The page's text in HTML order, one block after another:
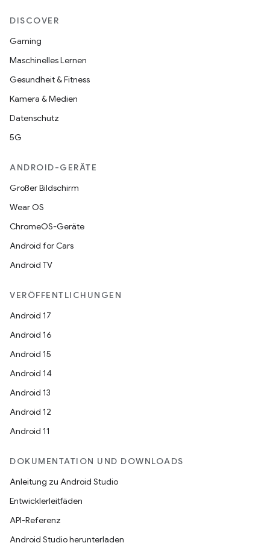
DISCOVER
Gaming
Maschinelles Lernen
Gesundheit & Fitness
Kamera & Medien
Datenschutz
5G
ANDROID-GERÄTE
Großer Bildschirm
Wear OS
ChromeOS-Geräte
Android for Cars
Android TV
VERÖFFENTLICHUNGEN
Android 17
Android 16
Android 15
Android 14
Android 13
Android 12
Android 11
DOKUMENTATION UND DOWNLOADS
Anleitung zu Android Studio
Entwicklerleitfäden
API-Referenz
Android Studio herunterladen